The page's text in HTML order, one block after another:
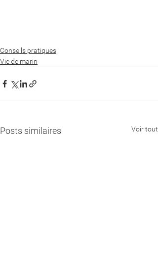
Conseils pratiques
Vie de marin
Posts similaires Voir tout